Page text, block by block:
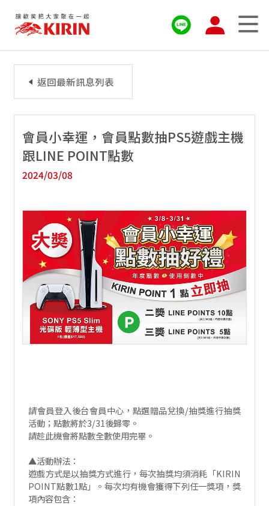
會員小幸運，會員點數抽PS5遊戲主機
跟LINE POINT點數
2024/03/08
請會員登入後台會員中心，點選贈品兌換/抽獎進行抽獎
活動；點數將於3/31後歸零。
請趁此機會將點數全數使用完畢。
▲活動辦法：
遊戲方式是以抽獎方式進行，每次抽獎均須消耗「KIRIN
POINT點數1點」。每次均有機會獲得下列任一獎項，獎
項內容包含：
返回最新訊息列表